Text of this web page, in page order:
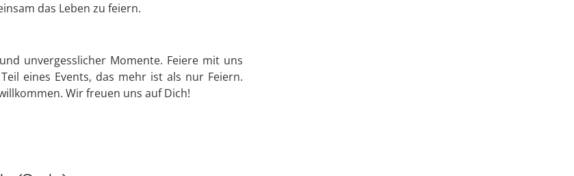
das Leben zu feiern.
unvergesslicher Momente. Feiere mit uns
eines Events, das mehr ist als nur Feiern.
Wir freuen uns auf Dich!